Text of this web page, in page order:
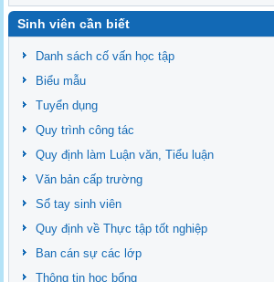
Sinh viên cần biết
Danh sách cố vấn học tập
Biểu mẫu
Tuyển dụng
Quy trình công tác
Quy định làm Luận văn, Tiểu luận
Văn bản cấp trường
Sổ tay sinh viên
Quy định về Thực tập tốt nghiệp
Ban cán sự các lớp
Thông tin học bổng